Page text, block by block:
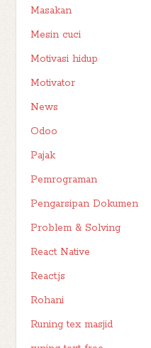
Masakan
Mesin cuci
Motivasi hidup
Motivator
News
Odoo
Pajak
Pemrograman
Pengarsipan Dokumen
Problem & Solving
React Native
React.js
Rohani
Runing tex masjid